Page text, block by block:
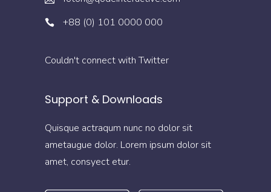
+88 (0) 101 0000 000
Couldn't connect with Twitter
Support & Downloads
Quisque actraqum nunc no dolor sit
ametaugue dolor. Lorem ipsum dolor sit
amet, consyect etur.